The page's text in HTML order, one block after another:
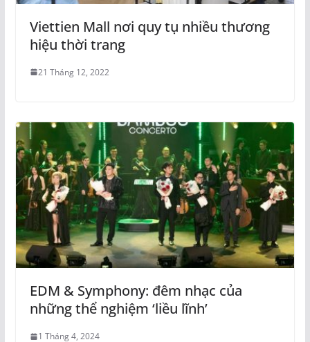
Viettien Mall nơi quy tụ nhiều thương
hiệu thời trang
21 Tháng 12, 2022
EDM & Symphony: đêm nhạc của
những thể nghiệm ‘liều lĩnh’
1 Tháng 4, 2024